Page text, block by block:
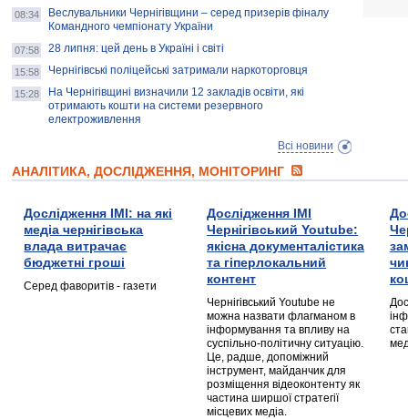
08:34
Веслувальники Чернігівщини – серед призерів фіналу
Командного чемпіонату України
07:58 28 липня: цей день в Україні і світі
15:58 Чернігівські поліцейські затримали наркоторговця
15:28
На Чернігівщині визначили 12 закладів освіти, які
отримають кошти на системи резервного
електроживлення
Всі новини
АНАЛІТИКА, ДОСЛІДЖЕННЯ, МОНІТОРИНГ
Дослідження ІМІ: на які
медіа чернігівська
влада витрачає
бюджетні гроші
Серед фаворитів - газети
Дослідження ІМІ
Чернігівський Youtube:
якісна документалістика
та гіперлокальний
контент
Чернігівський Youtube не
можна назвати флагманом в
інформування та впливу на
суспільно-політичну ситуацію.
Це, радше, допоміжний
інструмент, майданчик для
розміщення відеоконтенту як
частина ширшої стратегії
місцевих медіа.